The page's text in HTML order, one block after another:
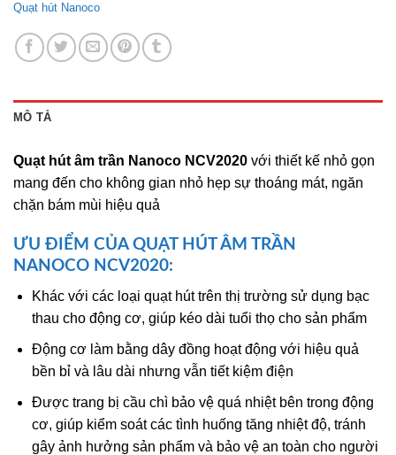
Quạt hút Nanoco
MÔ TẢ
Quạt hút âm trần Nanoco NCV2020 với thiết kế nhỏ gọn
mang đến cho không gian nhỏ hẹp sự thoáng mát, ngăn
chặn bám mùi hiệu quả
ƯU ĐIỂM CỦA QUẠT HÚT ÂM TRẦN
NANOCO NCV2020:
Khác với các loại quạt hút trên thị trường sử dụng bạc
thau cho động cơ, giúp kéo dài tuổi thọ cho sản phẩm
Động cơ làm bằng dây đồng hoạt động với hiệu quả
bền bỉ và lâu dài nhưng vẫn tiết kiệm điện
Được trang bị cầu chì bảo vệ quá nhiệt bên trong động
cơ, giúp kiểm soát các tình huống tăng nhiệt độ, tránh
gây ảnh hưởng sản phẩm và bảo vệ an toàn cho người